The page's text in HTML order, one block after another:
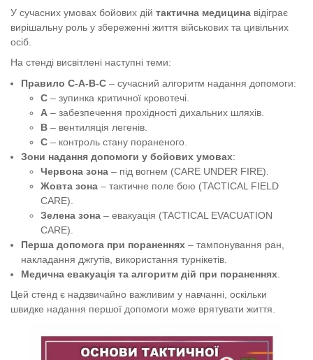
У сучасних умовах бойових дій тактична медицина відіграє
вирішальну роль у збереженні життя військових та цивільних
осіб.
На стенді висвітлені наступні теми:
Правило С-А-В-С – сучасний алгоритм надання допомоги:
С – зупинка критичної кровотечі.
А – забезпечення прохідності дихальних шляхів.
В – вентиляція легенів.
С – контроль стану пораненого.
Зони надання допомоги у бойових умовах:
Червона зона – під вогнем (CARE UNDER FIRE).
Жовта зона – тактичне поле бою (TACTICAL FIELD
CARE).
Зелена зона – евакуація (TACTICAL EVACUATION
CARE).
Перша допомога при пораненнях – тампонування ран,
накладання джгутів, використання турнікетів.
Медична евакуація та алгоритм дій при пораненнях
Цей стенд є надзвичайно важливим у навчанні, оскільки
швидке надання першої допомоги може врятувати життя.